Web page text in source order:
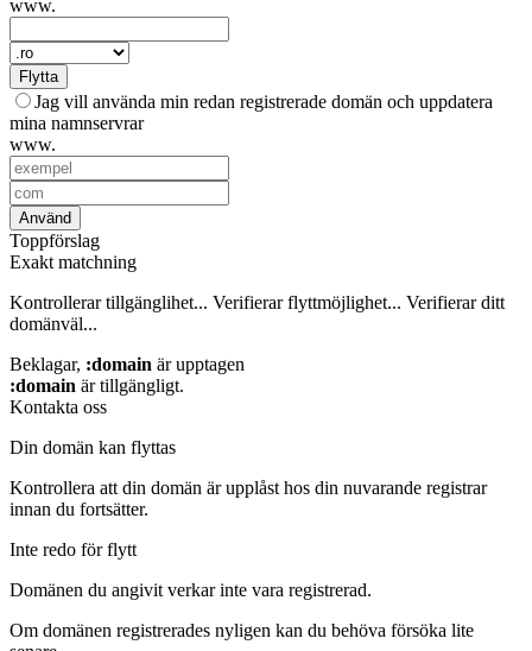
www.
Flytta
Jag vill använda min redan registrerade domän och uppdatera
mina namnservrar
www.
Använd
Toppförslag
Exakt matchning
Kontrollerar tillgänglihet... Verifierar flyttmöjlighet... Verifierar ditt
domänväl...
Beklagar, :domain är upptagen
:domain är tillgängligt.
Kontakta oss
Din domän kan flyttas
Kontrollera att din domän är upplåst hos din nuvarande registrar
innan du fortsätter.
Inte redo för flytt
Domänen du angivit verkar inte vara registrerad.
Om domänen registrerades nyligen kan du behöva försöka lite